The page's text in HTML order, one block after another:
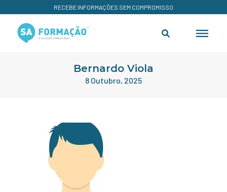
RECEBE INFORMAÇÕES SEM COMPROMISSO
Bernardo Viola
8 Outubro, 2025